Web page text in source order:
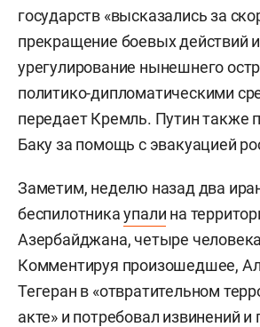
государств «высказались за
прекращение боевых действий и
урегулирование нынешнего
политико-дипломатическими
передает Кремль. Путин также
Баку за помощь с эвакуацией
Заметим, неделю назад два
беспилотникаупали на
Азербайджана, четыре
Комментируя произошедшее,
Тегеран в «отвратительном
акте» и потребовал извинений и